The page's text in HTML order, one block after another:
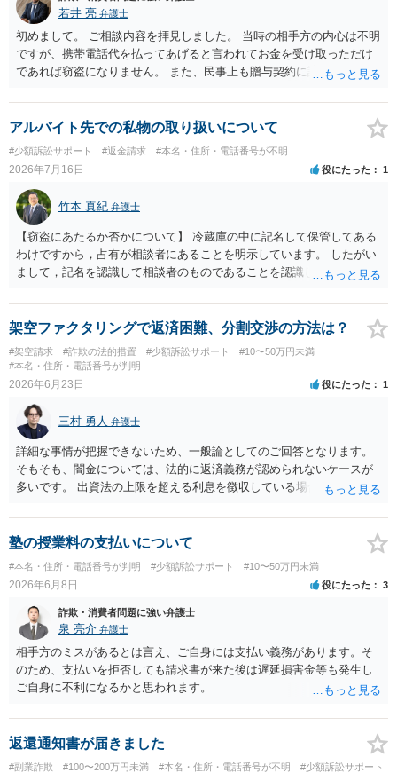
若井 亮 弁護士
初めまして。 ご相談内容を拝見しました。 当時の相手方の内心は不明
ですが、携帯電話代を払ってあげると言われてお金を受け取っただけ
であれば窃盗になりません。 また、民事上も贈与契約に該当すると思
ず、可能であればブロックをするようにしてください。 ご不安であれ
ば、最寄りの警察署に相談をしても良いかもしれません。 以上、ご参
アルバイト先での私物の取り扱いについて
#少額訴訟サポート #返金請求 #本名・住所・電話番号が不明
2026年7月16日 役にたった 1
竹本 真紀 弁護士
【窃盗にあたるか否かについて】 冷蔵庫の中に記名して保管してある
わけですから，占有が相談者にあることを明示しています。 したがい
まして，記名を認識して相談者のものであることを認識していながら
盗罪が成立します。 しかし，窃盗罪は，故意犯です。 過失犯の場合に
は，窃盗罪は成立しません。処罰規定がないからです。 おそらく，持
ち出した方は，相談者の記名に気づかず，自分のものと間違えて持ち
出してしまったのでしょう。 残っているのが無記名（つまり，自分の
物に記名していない）のようですから，記名を気にしていない方だと
刑事的処罰を求めることはできません。 【弁償してもらうことは可能
か】 刑事ではなく民事の場合，不法行為に基づく損害賠償請求が問題
となります。 不法行為に基づく損害賠償請求は，故意だけではなく過
失も対象となります。 したがいまして，弁償してもらうことは可能で
す。 ただし，間違えた方が誰かわかることが重要にはなります。
架空ファクタリングで返済困難、分割交渉の方法は？
#架空請求 #詐欺の法的措置 #少額訴訟サポート
#10〜50万円未満
#本名・住所・電話番号が判明
2026年6月23日 役にたった 1
三村 勇人 弁護士
詳細な事情が把握できないため、一般論としてのご回答となります。
そもそも、闇金については、法的に返済義務が認められないケースが
多いです。 出資法の上限を超える利息を徴収している場合には、刑事
弁護士へご相談されることをお勧めいたします。
塾の授業料の支払いについて
#本名・住所・電話番号が判明 #少額訴訟サポート #10〜50万円未満
2026年6月8日 役にたった 3
詐欺・消費者問題に強い弁護士
泉 亮介 弁護士
相手方のミスがあるとは言え、ご自身には支払い義務があります。そ
のため、支払いを拒否しても請求書が来た後は遅延損害金等も発生し
ご自身に不利になるかと思われます。
返還通知書が届きました
#副業詐欺 #100〜200万円未満 #本名・住所・電話番号が不明 #少額訴訟サポート